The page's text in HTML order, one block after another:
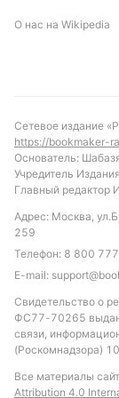
рассмотреть
Обновлено:
Автор
О нас на Wikipedia
Сетевое издание
https://bookmaker-
Основатель:
Учредитель
Главный редактор
Адрес: Москва,
259
Телефон: 8 800
E-mail:
Свидетельство о
ФС77-70265
связи,
(Роскомнадзора)
Все материалы
Attribution 4.0